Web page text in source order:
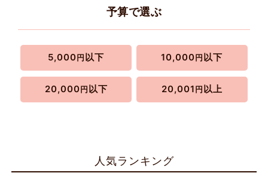
予算で選ぶ
5,000 円 以下 10,000 円 以下
20,000 円 以下 20,001 円 以上
人気ランキング